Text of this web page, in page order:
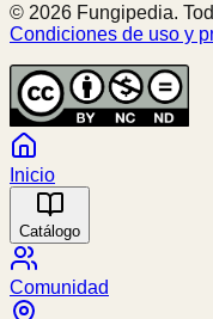
© 2026 Fungipedia.
Condiciones de uso y
Inicio
Catálogo
Comunidad